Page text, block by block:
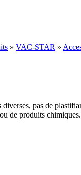
» VAC-STAR »
diverses, pas de
de produits chimiques.